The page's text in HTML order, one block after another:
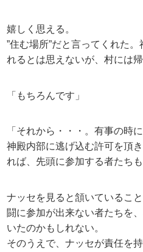
嬉しく思える。
”住む場所”だと言ってくれた
れるとは思えないが、村には
「もちろんです」
「それから・・・。有事の時
神殿内部に逃げ込む許可を頂
れば、先頭に参加する者たち
ナッセを見ると頷いているこ
闘に参加が出来ない者たちを
いたのかもしれない。
そのうえで、ナッセが責任を